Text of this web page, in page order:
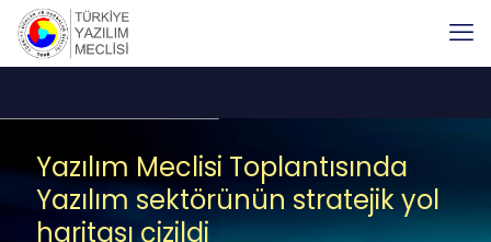
Yazılım Meclisi Toplantısında
Yazılım sektörünün stratejik yol
haritası çizildi